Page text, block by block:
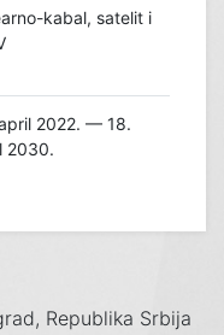
kabal, satelit i
2022. — 18.
2030.
Republika Srbija